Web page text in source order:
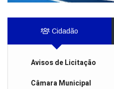
Cidadão
Avisos de Licitação
Câmara Municipal